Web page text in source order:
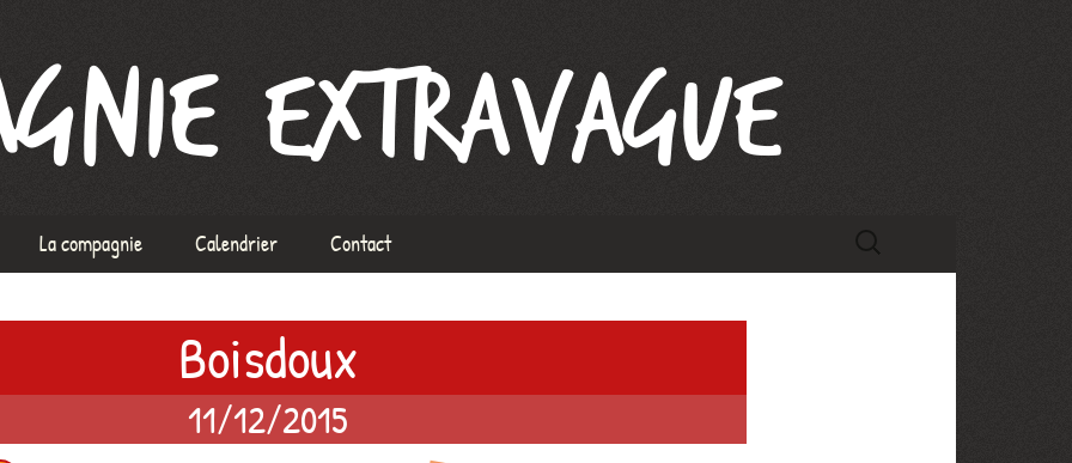
voix
La compagnie
À propos de la Compagnie
Mentions Légales
Calendrier Contact
Boisdoux
11/12/2015